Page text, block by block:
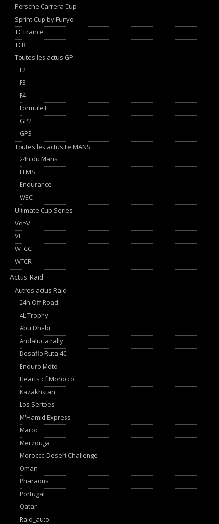
Porsche Carrera Cup
Sprint Cup by Funyo
TC France
TCR
Toutes les actus GP
F2
F3
F4
Formule E
GP2
GP3
Toutes les actus Le MANS
24h du Mans
ELMS
Endurance
WEC
Ultimate Cup Series
VdeV
VH
WTCC
WTCR
Actus Raid
Autres actus Raid
24h Off Road
4L Trophy
Abu Dhabi
Andalucia rally
Desafio Ruta 40
Enduro Moto
Hearts of Morocco
Kazakhstan
Los Sertoes
M'Hamid Express
Maroc
Merzouga
Morocco Desert Challenge
Oman
Pharaons
Portugal
Qatar
Raid_auto